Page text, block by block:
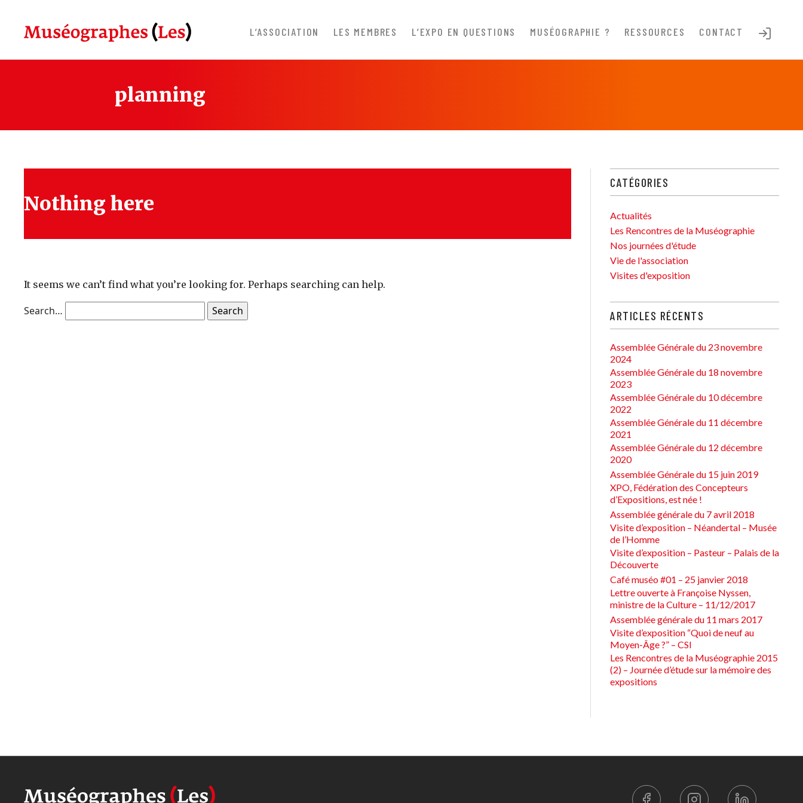
content
L’ASSOCIATION LES MEMBRES L’EXPO EN QUESTIONS MUSÉOGRAPHIE ? RESSOURCES CONTACT
planning
Nothing here
It seems we can’t find what you’re looking for. Perhaps searching can help.
Search…
CATÉGORIES
Actualités
Les Rencontres de la Muséographie
Nos journées d'étude
Vie de l'association
Visites d'exposition
ARTICLES RÉCENTS
Assemblée Générale du 23 novembre
2024
Assemblée Générale du 18 novembre
2023
Assemblée Générale du 10 décembre
2022
Assemblée Générale du 11 décembre
2021
Assemblée Générale du 12 décembre
2020
Assemblée Générale du 15 juin 2019
XPO, Fédération des Concepteurs
d’Expositions, est née !
Assemblée générale du 7 avril 2018
Visite d’exposition – Néandertal – Musée
de l’Homme
Visite d’exposition – Pasteur – Palais de la
Découverte
Café muséo #01 – 25 janvier 2018
Lettre ouverte à Françoise Nyssen,
ministre de la Culture – 11/12/2017
Assemblée générale du 11 mars 2017
Visite d’exposition “Quoi de neuf au
Moyen-Âge ?” – CSI
Les Rencontres de la Muséographie 2015
(2) – Journée d’étude sur la mémoire des
expositions